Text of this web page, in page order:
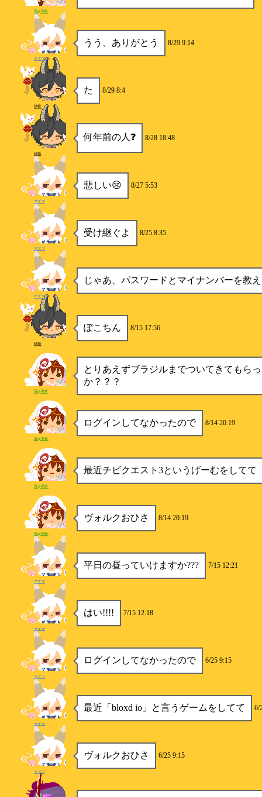
葵@美鈴
うう、ありがとう 8/29 9:14
アズマ
た 8/29 8:4
砂糖
何年前の人❓ 8/28 18:48
砂糖
悲しい😢 8/27 5:53
アズマ
受け継ぐよ 8/25 8:35
アズマ
じゃあ、パスワードとマイナンバーを教
アズマ
ぽこちん 8/15 17:56
砂糖
とりあえずブラジルまでついてきてもら
か？？？
葵@美鈴
ログインしてなかったので 8/14 20:19
葵@美鈴
最近チビクエスト3というげーむをしてて
葵@美鈴
ヴォルクおひさ 8/14 20:19
葵@美鈴
平日の昼っていけますか??? 7/15 12:21
アズマ
はい!!!! 7/15 12:18
アズマ
ログインしてなかったので 6/25 9:15
アズマ
最近「bloxd io」と言うゲームをしてて 6/
アズマ
ヴォルクおひさ 6/25 9:15
アズマ